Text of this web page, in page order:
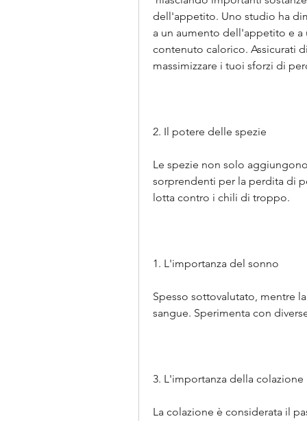
dell'appetito. Uno studio ha
a un aumento dell'appetito e
contenuto calorico. Assicurati
massimizzare i tuoi sforzi di
2. Il potere delle spezie
Le spezie non solo
sorprendenti per la perdita di
lotta contro i chili di troppo.
1. L'importanza del sonno
Spesso sottovalutato, mentre
sangue. Sperimenta con
3. L'importanza della colazione
La colazione è considerata il